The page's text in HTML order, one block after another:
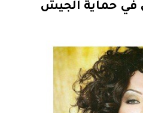
في حماية الجيش